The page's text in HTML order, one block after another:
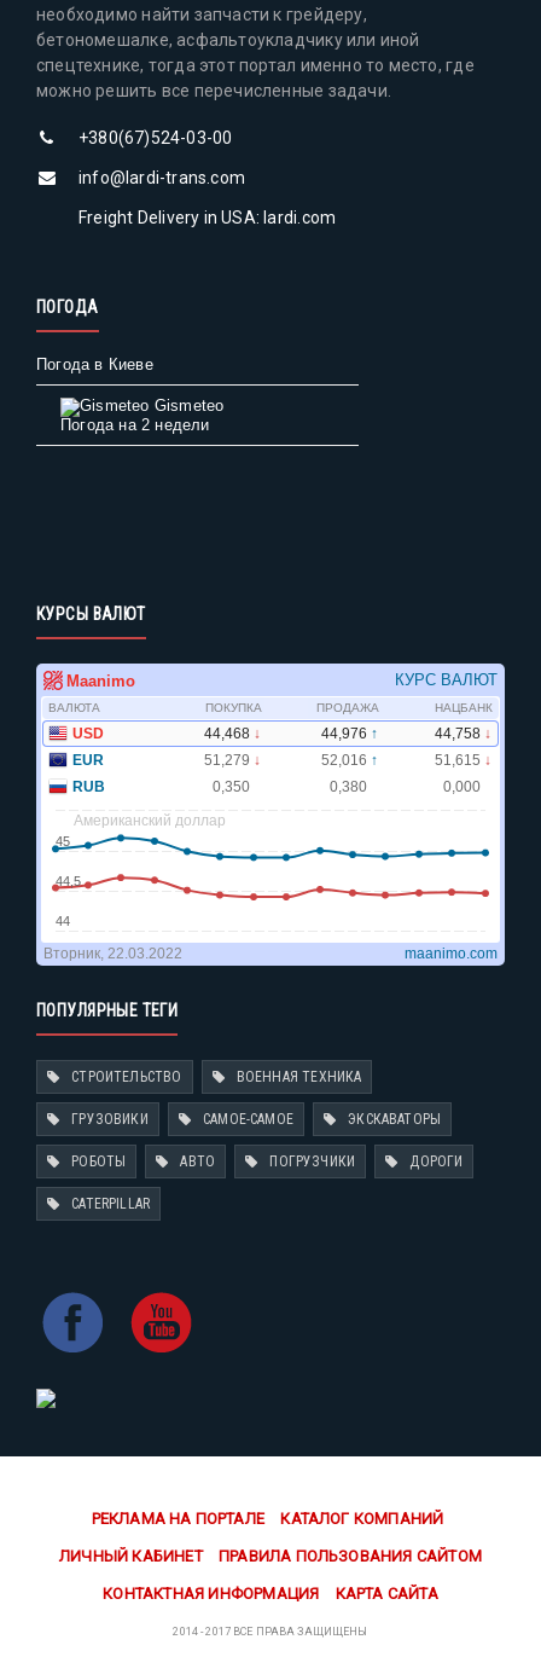
необходимо найти запчасти к грейдеру,
бетономешалке, асфальтоукладчику или иной
спецтехнике, тогда этот портал именно то место, где
можно решить все перечисленные задачи.
+380(67)524-03-00
info@lardi-trans.com
Freight Delivery in USA: lardi.com
ПОГОДА
Погода в Киеве
Gismeteo
Погода на 2 недели
КУРСЫ ВАЛЮТ
ПОПУЛЯРНЫЕ ТЕГИ
СТРОИТЕЛЬСТВО ВОЕННАЯ ТЕХНИКА
ГРУЗОВИКИ САМОЕ-САМОЕ ЭКСКАВАТОРЫ
РОБОТЫ АВТО ПОГРУЗЧИКИ ДОРОГИ
CATERPILLAR
РЕКЛАМА НА ПОРТАЛЕ КАТАЛОГ КОМПАНИЙ
ЛИЧНЫЙ КАБИНЕТ ПРАВИЛА ПОЛЬЗОВАНИЯ САЙТОМ
КОНТАКТНАЯ ИНФОРМАЦИЯ КАРТА САЙТА
2014 - 2017 ВСЕ ПРАВА ЗАЩИЩЕНЫ